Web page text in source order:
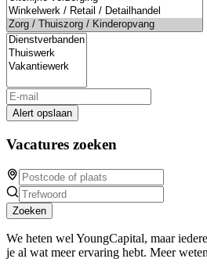
Alert opslaan
Vacatures zoeken
Zoeken
We heten wel YoungCapital, maar
je al wat meer ervaring hebt. Meer